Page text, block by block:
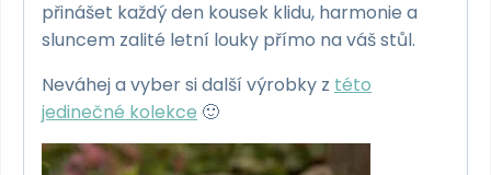
přinášet každý den kousek klidu, harmonie a
sluncem zalité letní louky přímo na váš stůl.
Neváhej a vyber si další výrobky z této
jedinečné kolekce 🙂